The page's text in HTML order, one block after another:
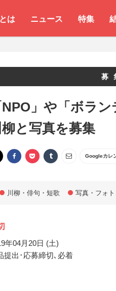
は ニュース 特集
募
NPO」や「ボラ
柳と写真を募集
Googleカレ
川柳・俳句・短歌 写真・フォト
年04月20日 (土)
提出･応募締切､必着